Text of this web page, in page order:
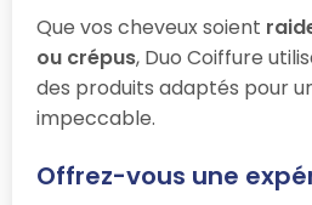
Que vos cheveux soient
ou crépus, Duo Coiffure
des produits adaptés pour
impeccable.
Offrez-vous une